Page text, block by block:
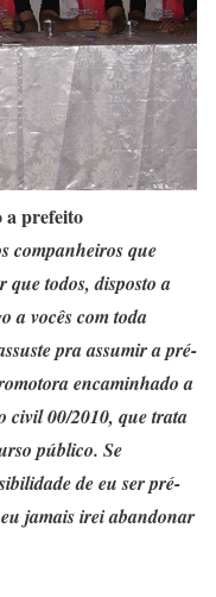
a prefeito
companheiros que
que todos, disposto a
a vocês com toda
pra assumir a pré-
encaminhado a
civil 00/2010, que trata
público. Se
de eu ser pré-
jamais irei abandonar